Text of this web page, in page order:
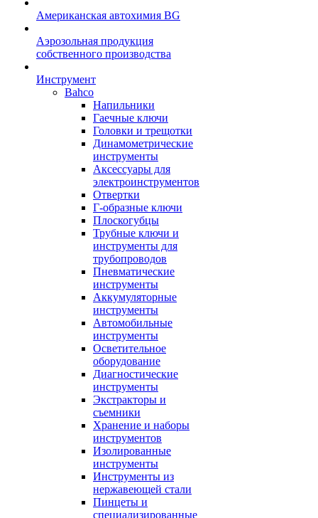
Американская автохимия BG
Аэрозольная продукция
собственного производства
Инструмент
Bahco
Напильники
Гаечные ключи
Головки и трещотки
Динамометрические
инструменты
Аксессуары для
электроинструментов
Отвертки
Г-образные ключи
Плоскогубцы
Трубные ключи и
инструменты для
трубопроводов
Пневматические
инструменты
Аккумуляторные
инструменты
Автомобильные
инструменты
Осветительное
оборудование
Диагностические
инструменты
Экстракторы и
съемники
Хранение и наборы
инструментов
Изолированные
инструменты
Инструменты из
нержавеющей стали
Пинцеты и
специализированные